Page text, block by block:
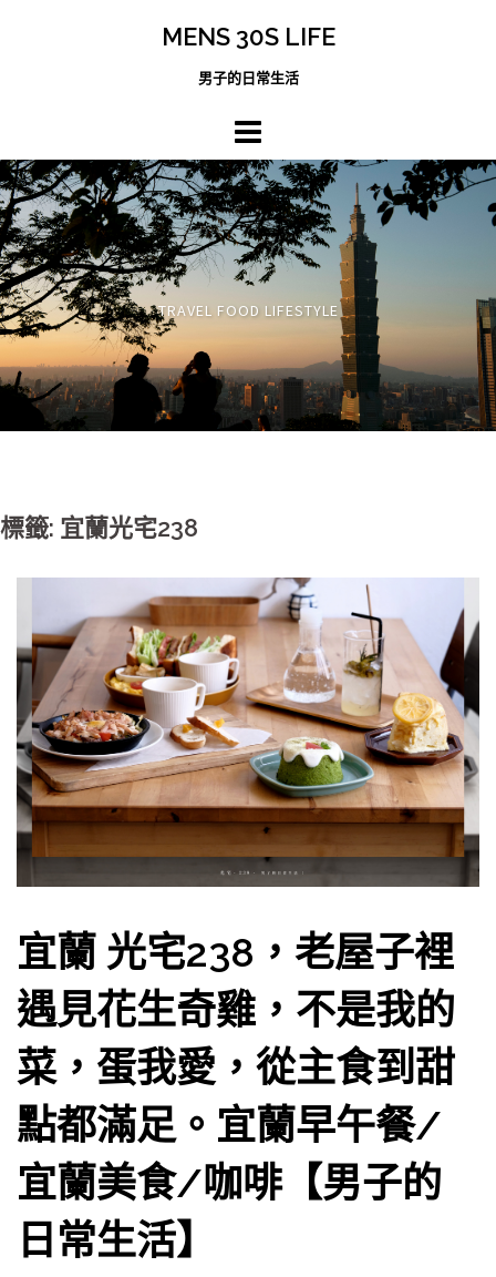
MENS 30S LIFE
男子的日常生活
TRAVEL FOOD LIFESTYLE
標籤: 宜蘭光宅238
宜蘭 光宅238，老屋子裡
遇見花生奇雞，不是我的
菜，蛋我愛，從主食到甜
點都滿足。宜蘭早午餐/
宜蘭美食/咖啡【男子的
日常生活】